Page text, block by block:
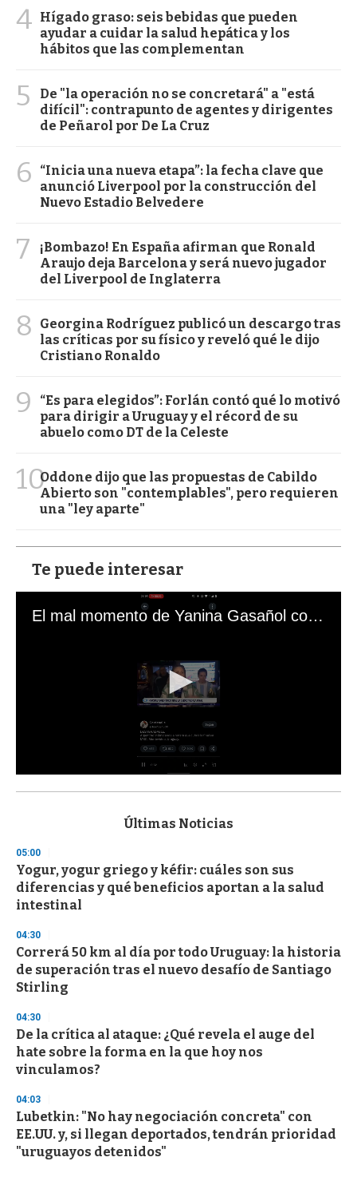
4 Hígado graso: seis bebidas que pueden
ayudar a cuidar la salud hepática y los
hábitos que las complementan
5
De "la operación no se concretará" a "está
difícil": contrapunto de agentes y dirigentes
de Peñarol por De La Cruz
6
“Inicia una nueva etapa”: la fecha clave que
anunció Liverpool por la construcción del
Nuevo Estadio Belvedere
7
¡Bombazo! En España afirman que Ronald
Araujo deja Barcelona y será nuevo jugador
del Liverpool de Inglaterra
8
Georgina Rodríguez publicó un descargo tras
las críticas por su físico y reveló qué le dijo
Cristiano Ronaldo
9
“Es para elegidos”: Forlán contó qué lo motivó
para dirigir a Uruguay y el récord de su
abuelo como DT de la Celeste
10Oddone dijo que las propuestas de Cabildo
Abierto son "contemplables", pero requieren
una "ley aparte"
Te puede interesar
El mal momento de Yanina Gasañol con un hincha argentino en "Subrayado"
s
d
s
o
f
3
s
e
c
o
n
Últimas Noticias
05:00
Yogur, yogur griego y kéfir: cuáles son sus
diferencias y qué beneficios aportan a la salud
intestinal
04:30
Correrá 50 km al día por todo Uruguay: la historia
de superación tras el nuevo desafío de Santiago
Stirling
04:30
De la crítica al ataque: ¿Qué revela el auge del
hate sobre la forma en la que hoy nos
vinculamos?
04:03
Lubetkin: "No hay negociación concreta" con
EE.UU. y, si llegan deportados, tendrán prioridad
"uruguayos detenidos"